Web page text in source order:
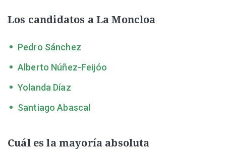
Los candidatos a La Moncloa
Pedro Sánchez
Alberto Núñez-Feijóo
Yolanda Díaz
Santiago Abascal
Cuál es la mayoría absoluta